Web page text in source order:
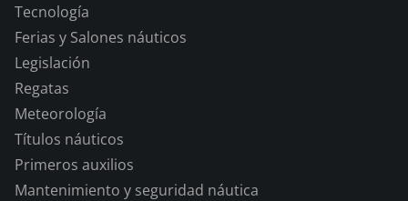
Tecnología
Ferias y Salones náuticos
Legislación
Regatas
Meteorología
Títulos náuticos
Primeros auxilios
Mantenimiento y seguridad náutica